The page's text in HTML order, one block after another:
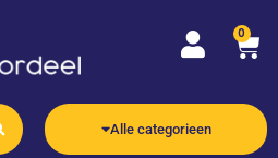
0
Alle categorieen